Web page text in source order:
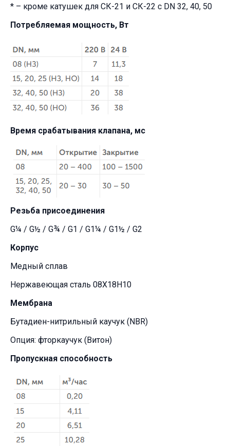
* – кроме катушек для СК-21 и СК-22 с DN 32, 40, 50
Потребляемая мощность, Вт
Время срабатывания клапана, мс
Резьба присоединения
G¼ / G½ / G¾ / G1 / G1¼ / G1½ / G2
Корпус
Медный сплав
Нержавеющая сталь 08Х18Н10
Мембрана
Бутадиен-нитрильный каучук (NBR)
Опция: фторкаучук (Витон)
Пропускная способность